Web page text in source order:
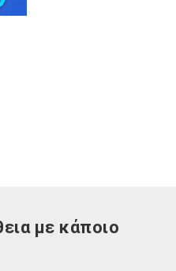
με κάποιο